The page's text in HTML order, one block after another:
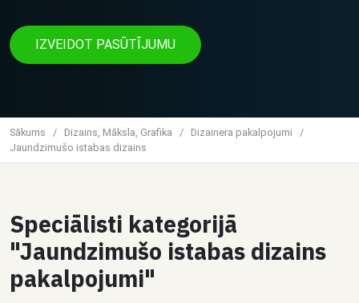
IZVEIDOT PASŪTĪJUMU
Sākums / Dizains, Māksla, Grafika / Dizainera pakalpojumi
/
Jaundzimušo istabas dizains
Speciālisti kategorijā
"Jaundzimušo istabas dizains
pakalpojumi"